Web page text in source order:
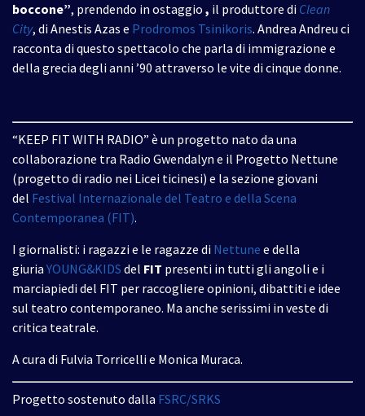
boccone”, prendendo in ostaggio , il produttore di Clean
City, di Anestis Azas e Prodromos Tsinikoris. Andrea Andreu ci
racconta di questo spettacolo che parla di immigrazione e
della grecia degli anni ’90 attraverso le vite di cinque donne.
“KEEP FIT WITH RADIO” è un progetto nato da una
collaborazione tra Radio Gwendalyn e il Progetto Nettune
(progetto di radio nei Licei ticinesi) e la sezione giovani
del Festival Internazionale del Teatro e della Scena
Contemporanea (FIT).
I giornalisti: i ragazzi e le ragazze di Nettune e della
giuriaYOUNG&KIDS del FIT presenti in tutti gli angoli e i
marciapiedi del FIT per raccogliere opinioni, dibattiti e idee
sul teatro contemporaneo. Ma anche serissimi in veste di
critica teatrale.
A cura di Fulvia Torricelli e Monica Muraca.
Progetto sostenuto dalla FSRC/SRKS